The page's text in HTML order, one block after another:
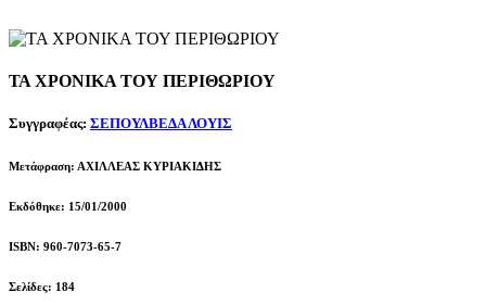
ΤΑ ΧΡΟΝΙΚΑ ΤΟΥ ΠΕΡΙΘΩΡΙΟΥ
Συγγραφέας: ΣΕΠΟΥΛΒΕΔΑ ΛΟΥΙΣ
Μετάφραση: ΑΧΙΛΛΕΑΣ ΚΥΡΙΑΚΙΔΗΣ
Εκδόθηκε: 15/01/2000
ISBN: 960-7073-65-7
Σελίδες: 184